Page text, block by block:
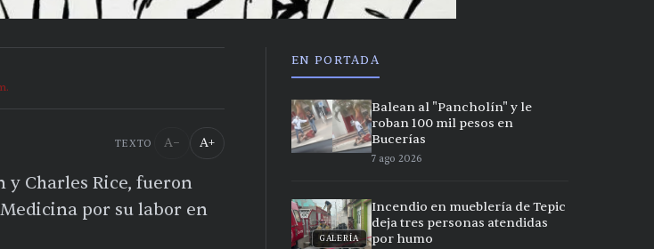
TEXTO A− A+
Charles Rice, fueron
por su labor en
EN PORTADA
Balean al "Pancholín" y le
roban 100 mil pesos en
Bucerías
7 ago 2026
GALERÍA
Incendio en mueblería de Tepic
deja tres personas atendidas
por humo